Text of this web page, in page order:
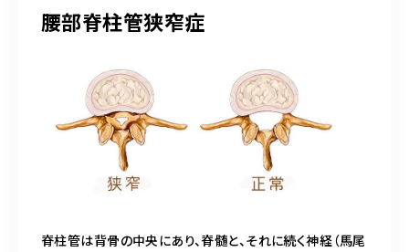
腰部脊柱管狭窄症
脊柱管は背骨の中央にあり、脊髄と、それに続く神経（馬尾